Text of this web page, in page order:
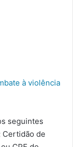
à violência
seguintes
Certidão de